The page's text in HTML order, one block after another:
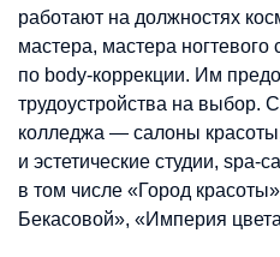
работают на должностях
мастера, мастера ногтевого
по body-коррекции. Им
трудоустройства на выбор.
колледжа — салоны
и эстетические студии, spa-
в том числе «Город
Бекасовой», «Империя